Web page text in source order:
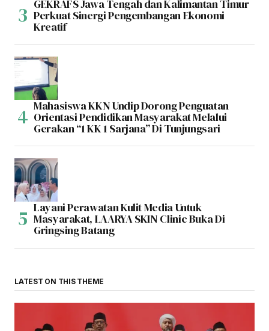
GEKRAFS Jawa Tengah dan Kalimantan Timur
Perkuat Sinergi Pengembangan Ekonomi
Kreatif
Mahasiswa KKN Undip Dorong Penguatan
Orientasi Pendidikan Masyarakat Melalui
Gerakan “1 KK 1 Sarjana” Di Tunjungsari
Layani Perawatan Kulit Media Untuk
Masyarakat, LAARYA SKIN Clinic Buka Di
Gringsing Batang
LATEST ON THIS THEME